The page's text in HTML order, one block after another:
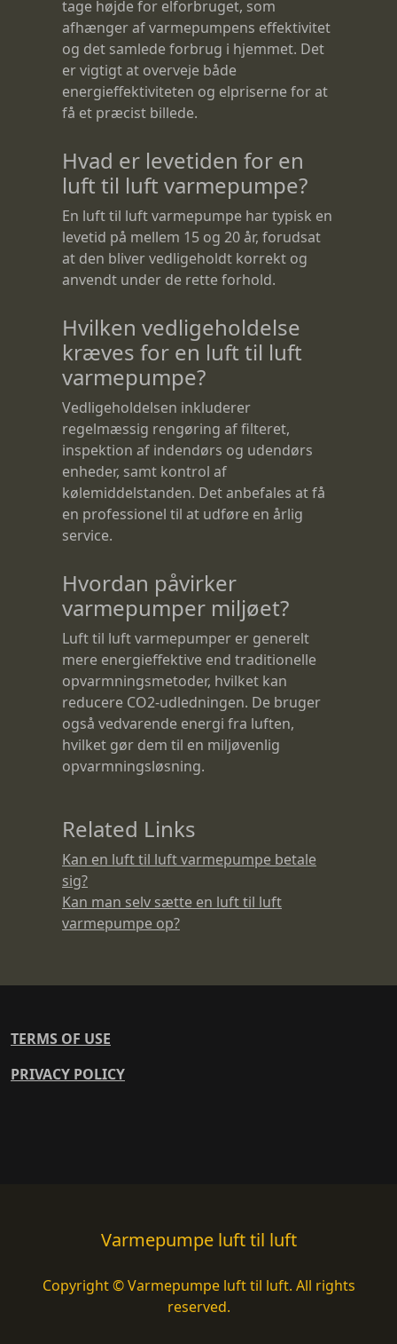
tage højde for elforbruget, som
afhænger af varmepumpens effektivitet
og det samlede forbrug i hjemmet. Det
er vigtigt at overveje både
energieffektiviteten og elpriserne for at
få et præcist billede.
Hvad er levetiden for en
luft til luft varmepumpe?
En luft til luft varmepumpe har typisk en
levetid på mellem 15 og 20 år, forudsat
at den bliver vedligeholdt korrekt og
anvendt under de rette forhold.
Hvilken vedligeholdelse
kræves for en luft til luft
varmepumpe?
Vedligeholdelsen inkluderer
regelmæssig rengøring af filteret,
inspektion af indendørs og udendørs
enheder, samt kontrol af
kølemiddelstanden. Det anbefales at få
en professionel til at udføre en årlig
service.
Hvordan påvirker
varmepumper miljøet?
Luft til luft varmepumper er generelt
mere energieffektive end traditionelle
opvarmningsmetoder, hvilket kan
reducere CO2-udledningen. De bruger
også vedvarende energi fra luften,
hvilket gør dem til en miljøvenlig
opvarmningsløsning.
Related Links
Kan en luft til luft varmepumpe betale
sig?
Kan man selv sætte en luft til luft
varmepumpe op?
TERMS OF USE
PRIVACY POLICY
Varmepumpe luft til luft
Copyright © Varmepumpe luft til luft. All rights
reserved.